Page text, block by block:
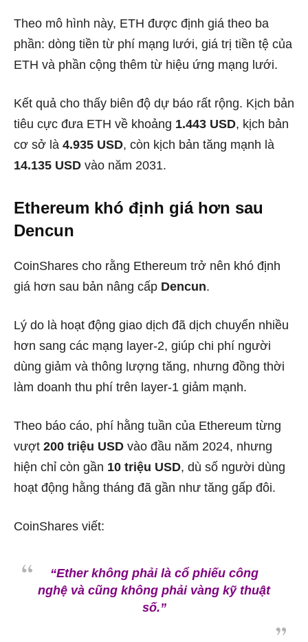
Theo mô hình này, ETH được định giá theo ba
phần: dòng tiền từ phí mạng lưới, giá trị tiền tệ của
ETH và phần cộng thêm từ hiệu ứng mạng lưới.
Kết quả cho thấy biên độ dự báo rất rộng. Kịch bản
tiêu cực đưa ETH về khoảng 1.443 USD, kịch bản
cơ sở là 4.935 USD, còn kịch bản tăng mạnh là
14.135 USD vào năm 2031.
Ethereum khó định giá hơn sau
Dencun
CoinShares cho rằng Ethereum trở nên khó định
giá hơn sau bản nâng cấp Dencun.
Lý do là hoạt động giao dịch đã dịch chuyển nhiều
hơn sang các mạng layer-2, giúp chi phí người
dùng giảm và thông lượng tăng, nhưng đồng thời
làm doanh thu phí trên layer-1 giảm mạnh.
Theo báo cáo, phí hằng tuần của Ethereum từng
vượt 200 triệu USD vào đầu năm 2024, nhưng
hiện chỉ còn gần 10 triệu USD, dù số người dùng
hoạt động hằng tháng đã gần như tăng gấp đôi.
CoinShares viết:
“Ether không phải là cổ phiếu công
nghệ và cũng không phải vàng kỹ thuật
số.”